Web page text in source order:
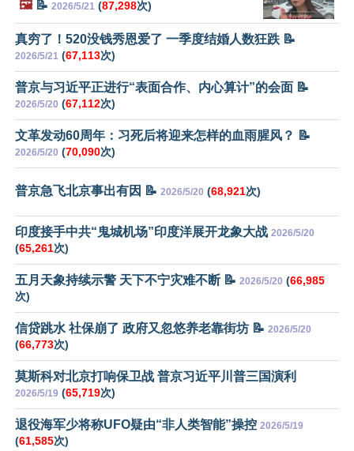
🖼️📝 2026/5/21 (87,298次)
真穷了！520没钱秀恩爱了 一季度结婚人数狂跌 📝
2026/5/21 (67,113次)
普京与习近平正进行“表面合作、内心算计”的会面 📝
2026/5/20 (67,112次)
文革发动60周年：习死后将迎来怎样的血雨腥风？ 📝
2026/5/20 (70,090次)
普京急飞北京事出有因 📝 2026/5/20 (68,921次)
印度接手中共“鬼城机场”印度洋展开龙象大战 2026/5/20
(65,261次)
五月天象持续示警 天下不宁灾难不断 📝 2026/5/20 (66,985
次)
信贷跳水 社保崩了 政府又忽悠养老靠街坊 📝 2026/5/20
(66,773次)
莫斯科对北京打响保卫战 普京习近平川普三国演利
2026/5/19 (65,719次)
退役海军少将称UFO疑由“非人类智能”操控 2026/5/19
(61,585次)